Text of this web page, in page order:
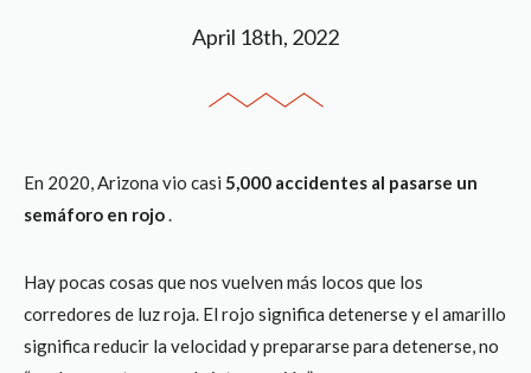
April 18th, 2022
En 2020, Arizona vio casi 5,000 accidentes al pasarse un
semáforo en rojo.
Hay pocas cosas que nos vuelven más locos que los
corredores de luz roja. El rojo significa detenerse y el amarillo
significa reducir la velocidad y prepararse para detenerse, no